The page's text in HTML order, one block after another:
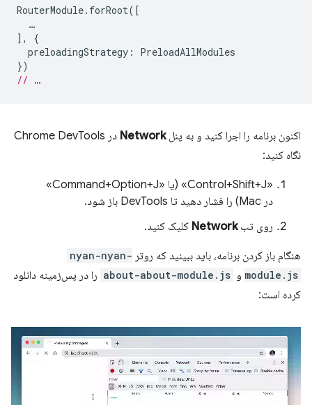
RouterModule. forRoot([
…
],
{
preloadingStrategy :
PreloadAllModules
})
// …
اکنون برنامه را اجرا کنید و به پنلNetwork
در Chrome DevTools
نگاه کنید:
«Control+Shift+J» (یا «Command+Option+J»
در Mac) را فشار دهید تا DevTools باز شود.
روی تبNetwork کلیک کنید.
هنگام باز کردن برنامه، باید ببینید که روتر nyan-nyan-
module.js و about-about-module.js را در پس‌زمینه دانلود
کرده است: